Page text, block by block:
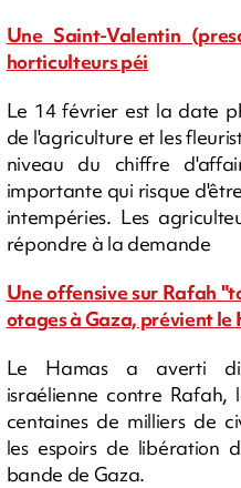
Une Saint-Valentin
horticulteurs péi
Le 14 février est la date
de l'agriculture et les
niveau du chiffre
importante qui risque
intempéries. Les
répondre à la demande
Une offensive sur Rafah
otages à Gaza, prévient le
Le Hamas a averti
israélienne contre
centaines de milliers de
les espoirs de libération
bande de Gaza.